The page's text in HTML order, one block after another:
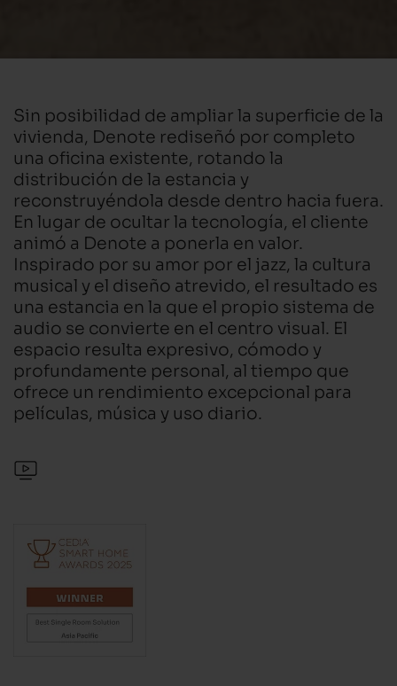
Sin posibilidad de ampliar la superficie de la
vivienda, Denote rediseñó por completo
una oficina existente, rotando la
distribución de la estancia y
reconstruyéndola desde dentro hacia fuera.
En lugar de ocultar la tecnología, el cliente
animó a Denote a ponerla en valor.
Inspirado por su amor por el jazz, la cultura
musical y el diseño atrevido, el resultado es
una estancia en la que el propio sistema de
audio se convierte en el centro visual. El
espacio resulta expresivo, cómodo y
profundamente personal, al tiempo que
ofrece un rendimiento excepcional para
películas, música y uso diario.